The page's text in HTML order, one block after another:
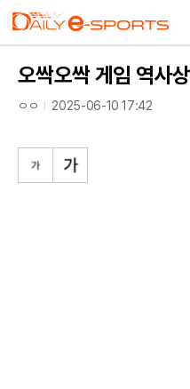
오싹오싹 게임 역사
ㅇㅇ 2025-06-10 17:42